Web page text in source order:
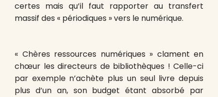
certes mais qu’il faut rapporter au transfert
massif des « périodiques » vers le numérique.
« Chères ressources numériques » clament en
chœur les directeurs de bibliothèques ! Celle-ci
par exemple n’achète plus un seul livre depuis
plus d’un an, son budget étant absorbé par